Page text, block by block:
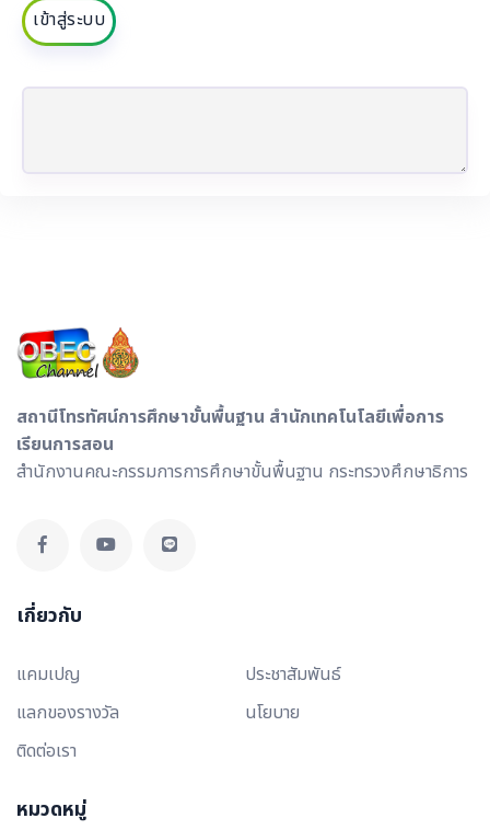
เข้าสู่ระบบ
สถานีโทรทัศน์การศึกษาขั้นพื้นฐาน สำนักเทคโนโลยีเพื่อการ
เรียนการสอน
สำนักงานคณะกรรมการการศึกษาขั้นพื้นฐาน กระทรวงศึกษาธิการ
เกี่ยวกับ
แคมเปญ
ประชาสัมพันธ์
แลกของรางวัล
นโยบาย
ติดต่อเรา
หมวดหมู่